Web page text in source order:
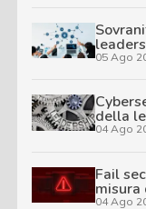
05 Ago
della
04 Ago
Fail
misura
04 Ago